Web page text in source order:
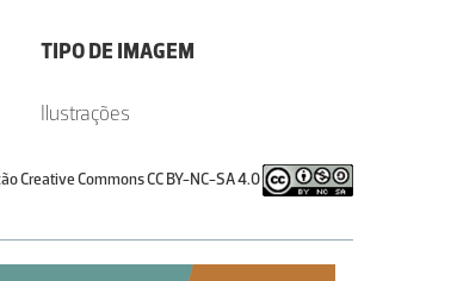
TIPO DE IMAGEM
Ilustrações
Creative Commons CC BY-NC-SA 4.0